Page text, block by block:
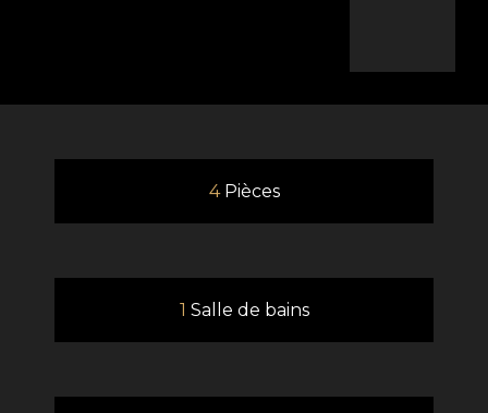
4 Pièces
1 Salle de bains